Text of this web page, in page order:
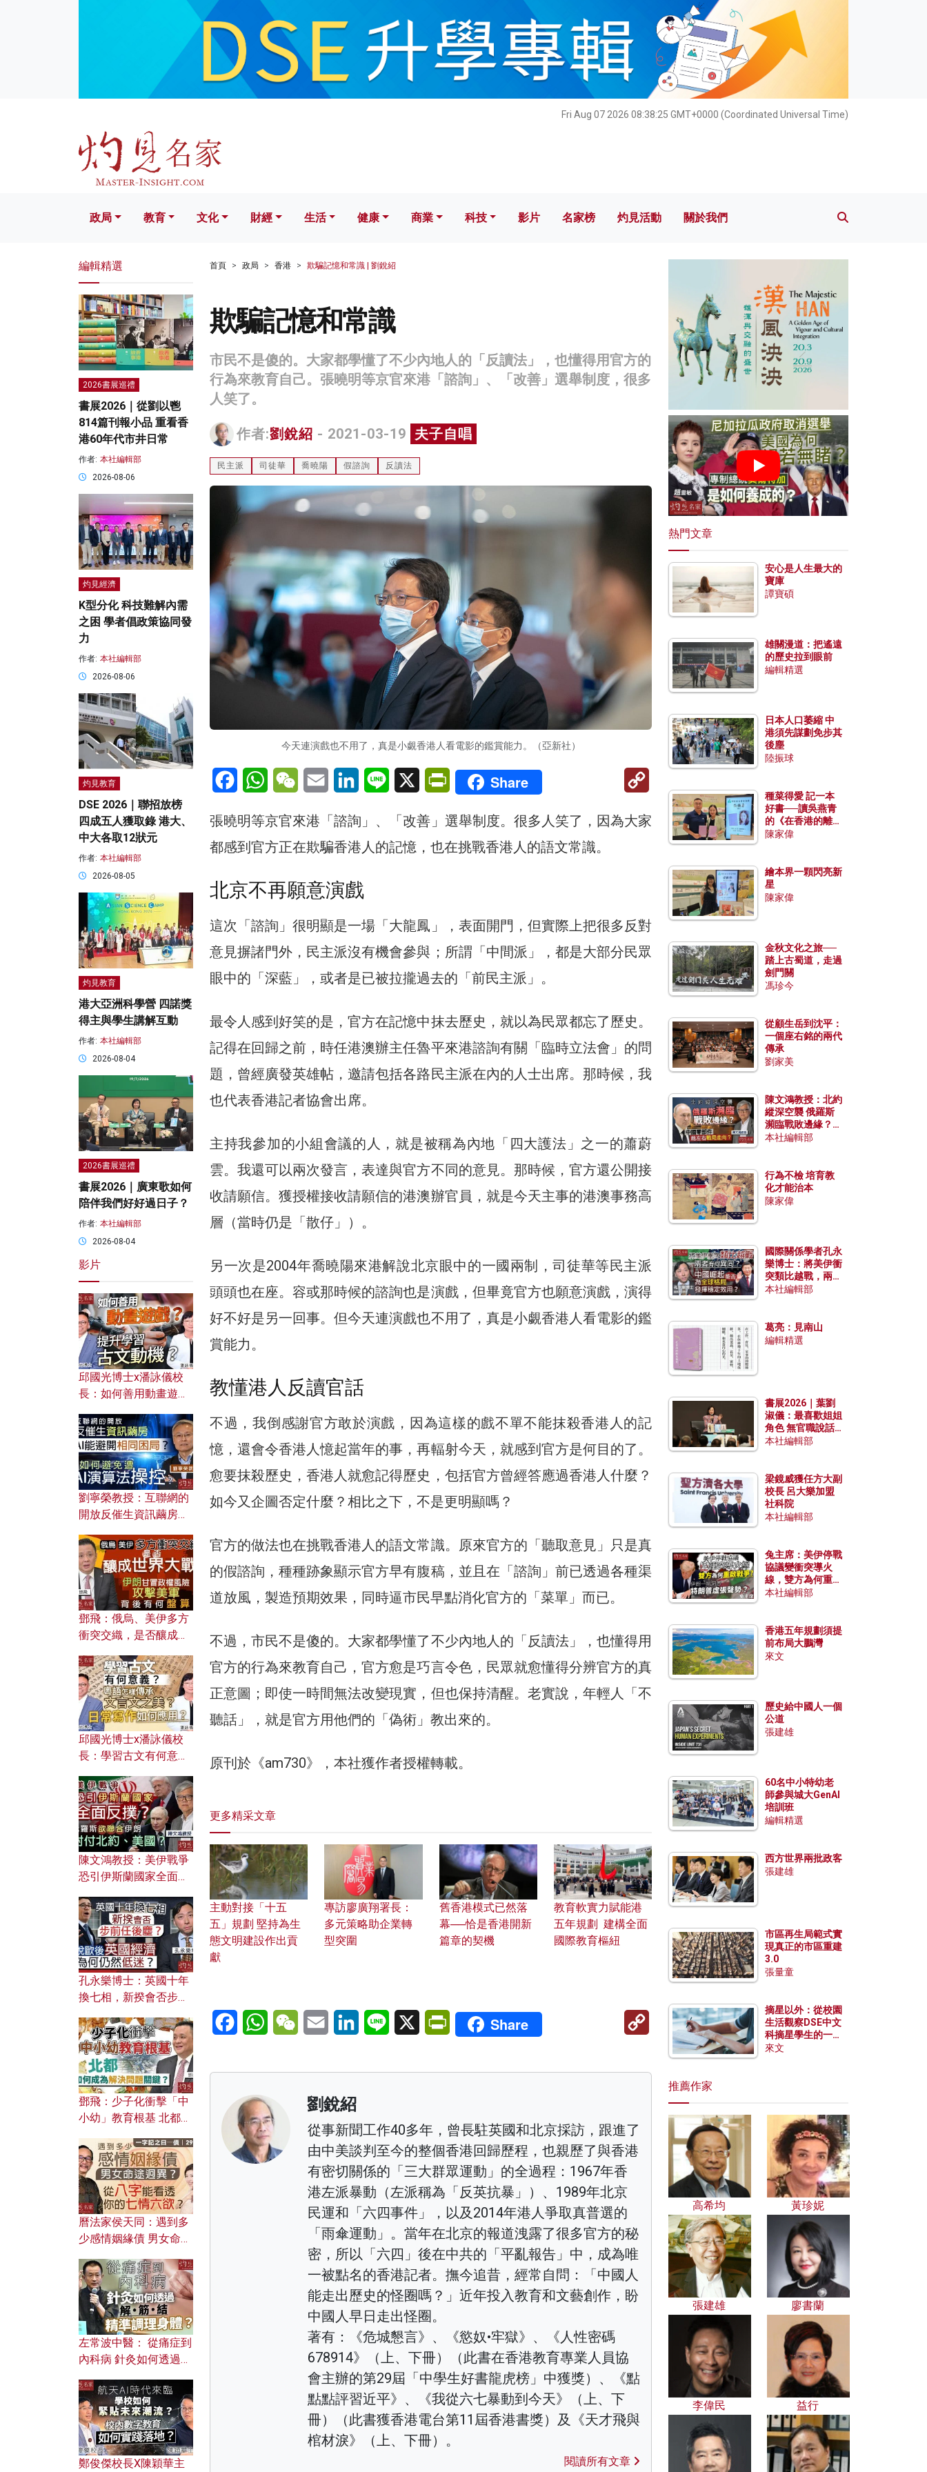
Fri Aug 07 2026 08:38:27 GMT+0000 (Coordinated Universal Time)
文化 財經 生活 健康 科技 影片 名家榜 灼見活動 關於我們
政局 教育 文化 財經 生活 健康 商業 科技 影片 名家榜 灼見活動 關於我們
首頁 政局 香港 欺騙記憶和常識 | 劉銳紹
欺騙記憶和常識
市民不是傻的。大家都學懂了不少內地人的「反讀法」，也懂得用官方的
行為來教育自己。張曉明等京官來港「諮詢」、「改善」選舉制度，很多
人笑了。
作者:劉銳紹 - 2021-03-19 夫子自唱
民主派 司徒華 喬曉陽 假諮詢 反讀法
今天連演戲也不用了，真是小覷香港人看電影的鑑賞能力。（亞新社）
FacebookWhatsAppWeChatEmail LinkedInLine X PrintFriendly
Share
Copy
張曉明等京官來港「諮詢」、「改善」選舉制度。很多人笑了，因為大家
都感到官方正在欺騙香港人的記憶，也在挑戰香港人的語文常識。
北京不再願意演戲
這次「諮詢」很明顯是一場「大龍鳳」，表面開門，但實際上把很多反對
意見摒諸門外，民主派沒有機會參與；所謂「中間派」，都是大部分民眾
眼中的「深藍」，或者是已被拉攏過去的「前民主派」。
最令人感到好笑的是，官方在記憶中抹去歷史，就以為民眾都忘了歷史。
記得在回歸之前，時任港澳辦主任魯平來港諮詢有關「臨時立法會」的問
題，曾經廣發英雄帖，邀請包括各路民主派在內的人士出席。那時候，我
也代表香港記者協會出席。
主持我參加的小組會議的人，就是被稱為內地「四大護法」之一的蕭蔚
雲。我還可以兩次發言，表達與官方不同的意見。那時候，官方還公開接
收請願信。獲授權接收請願信的港澳辦官員，就是今天主事的港澳事務高
層（當時仍是「散仔」）。
另一次是2004年喬曉陽來港解說北京眼中的一國兩制，司徒華等民主派
頭頭也在座。容或那時候的諮詢也是演戲，但畢竟官方也願意演戲，演得
好不好是另一回事。但今天連演戲也不用了，真是小覷香港人看電影的鑑
賞能力。
教懂港人反讀官話
不過，我倒感謝官方敢於演戲，因為這樣的戲不單不能抹殺香港人的記
憶，還會令香港人憶起當年的事，再輻射今天，就感到官方是何目的了。
愈要抹殺歷史，香港人就愈記得歷史，包括官方曾經答應過香港人什麼？
如今又企圖否定什麼？相比之下，不是更明顯嗎？
官方的做法也在挑戰香港人的語文常識。原來官方的「聽取意見」只是真
的假諮詢，種種跡象顯示官方早有腹稿，並且在「諮詢」前已透過各種渠
道放風，製造預期效果，同時逼市民早點消化官方的「菜單」而已。
不過，市民不是傻的。大家都學懂了不少內地人的「反讀法」，也懂得用
官方的行為來教育自己，官方愈是巧言令色，民眾就愈懂得分辨官方的真
正意圖；即使一時間無法改變現實，但也保持清醒。老實說，年輕人「不
聽話」，就是官方用他們的「偽術」教出來的。
原刊於《am730》，本社獲作者授權轉載。
更多精采文章
主動對接「十五
五」規劃 堅持為生
態文明建設作出貢
獻
專訪廖廣翔署長：
多元策略助企業轉
型突圍
舊香港模式已然落
幕──恰是香港開新
篇章的契機
教育軟實力賦能港
五年規劃 建構全面
國際教育樞紐
FacebookWhatsAppWeChatEmail LinkedInLine X PrintFriendly
Share
Copy
劉銳紹
從事新聞工作40多年，曾長駐英國和北京採訪，跟進了
由中美談判至今的整個香港回歸歷程，也親歷了與香港
有密切關係的「三大群眾運動」的全過程：1967年香
港左派暴動（左派稱為「反英抗暴」）、1989年北京
民運和「六四事件」，以及2014年港人爭取真普選的
「雨傘運動」。當年在北京的報道洩露了很多官方的秘
密，所以「六四」後在中共的「平亂報告」中，成為唯
一被點名的香港記者。撫今追昔，經常自問：「中國人
能走出歷史的怪圈嗎？」近年投入教育和文藝創作，盼
中國人早日走出怪圈。
著有：《危城懇言》、《慾奴•牢獄》、《人性密碼
678914》（上、下冊）（此書在香港教育專業人員協
會主辦的第29屆「中學生好書龍虎榜」中獲獎）、《點
點點評習近平》、《我從六七暴動到今天》（上、下
冊）（此書獲香港電台第11屆香港書獎）及《天才飛與
棺材淚》（上、下冊）。
閱讀所有文章
編輯精選
2026書展巡禮
書展2026｜從劉以鬯
814篇刊報小品 重看香
港60年代市井日常
作者: 本社編輯部
2026-08-06
灼見經濟
K型分化 科技難解內需
之困 學者倡政策協同發
力
作者: 本社編輯部
2026-08-06
灼見教育
DSE 2026｜聯招放榜
四成五人獲取錄 港大、
中大各取12狀元
作者: 本社編輯部
2026-08-05
灼見教育
港大亞洲科學營 四諾獎
得主與學生講解互動
作者: 本社編輯部
2026-08-04
2026書展巡禮
書展2026｜廣東歌如何
陪伴我們好好過日子？
作者: 本社編輯部
2026-08-04
影片
邱國光博士x潘詠儀校
長：如何善用動畫遊戲
劉寧榮教授：互聯網的
開放反催生資訊繭房，
何避免遭AI演算法操
控？
鄧飛：俄烏、美伊多方
衝突交織，是否釀成世
風險攻擊美軍，背後有
何盤算？
邱國光博士x潘詠儀校
長：學習古文有何意
文之美？ 日常寫作如何
應用？
陳文鴻教授：美伊戰爭
恐引伊斯蘭國家全面反
對付北約美國？
孔永樂博士：英國十年
換七相，新揆會否步前
濟為何仍然低迷？
鄧飛：少子化衝擊「中
小幼」教育根基 北都如
曆法家侯天同：遇到多
少感情姻緣債 男女命途
的七情六欲？
左常波中醫： 從痛症到
內科病 針灸如何透過解
鄭俊傑校長X陳穎華主
熱門文章
安心是人生最大的
寶庫
譚寶碩
雄關漫道：把遙遠
的歷史拉到眼前
編輯精選
日本人口萎縮 中
港須先謀劃免步其
後塵
陸振球
種菜得愛 記一本
好書──讀吳燕青
的《在香港的離島
種菜》
陳家偉
繪本界一顆閃亮新
星
陳家偉
金秋文化之旅──
踏上古蜀道，走過
劍門關
馮珍今
從顧生岳到沈平：
一個座右銘的兩代
傳承
劉家美
陳文鴻教授：北約
縱深空襲 俄羅斯
瀕臨戰敗邊緣？中
國零部件能左右戰
本社編輯部
行為不檢 培育教
化才能治本
陳家偉
國際關係學者孔永
樂博士：將美伊衝
突類比越戰，兩者
有何異同？中國崛
本社編輯部
葛亮：見南山
編輯精選
書展2026｜葉劉
淑儀：最喜歡姐姐
角色 無官職說話
包袱少
本社編輯部
梁鏡威獲任方大副
校長 呂大樂加盟
社科院
本社編輯部
兔主席：美伊停戰
協議變衝突導火
線，雙方為何重啟
戰爭？伊朗一早洞
本社編輯部
香港五年規劃須提
前布局大鵬灣
來文
歷史給中國人一個
公道
張建雄
60名中小特幼老
師參與城大GenAI
培訓班
編輯精選
西方世界兩批政客
張建雄
市區再生局範式實
現真正的市區重建
3.0
張量童
摘星以外：從校園
生活觀察DSE中文
科摘星學生的一點
特質
來文
推薦作家
高希均 黃珍妮
張建雄 廖書蘭
李偉民 益行